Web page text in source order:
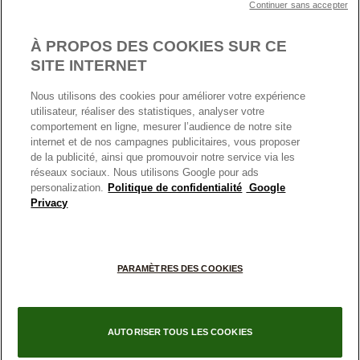
Politique des cookies
Politique de confidentialité
Conditions générales de vente
Conditions générales de vente Click & Collect
Plateforme ODR
Information sur le fabricant et l'importateur
Index égalité Femme/Homme
FRANCE
France
© TOUS DROITS RESERVES. 2026 Pandora
À PROPOS DES COOKIES SUR CE
SITE INTERNET
Nous utilisons des cookies pour améliorer votre expérience
utilisateur, réaliser des statistiques, analyser votre
comportement en ligne, mesurer l’audience de notre site
internet et de nos campagnes publicitaires, vous proposer
de la publicité, ainsi que promouvoir notre service via les
réseaux sociaux. Nous utilisons Google pour ads
personalization. Politique de confidentialité Google
Privacy
PARAMÈTRES DES COOKIES
AUTORISER TOUS LES COOKIES
Continuer sans accepter